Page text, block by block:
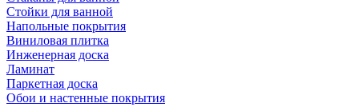
Стойки для ванной
Напольные покрытия
Виниловая плитка
Инженерная доска
Ламинат
Паркетная доска
Обои и настенные покрытия